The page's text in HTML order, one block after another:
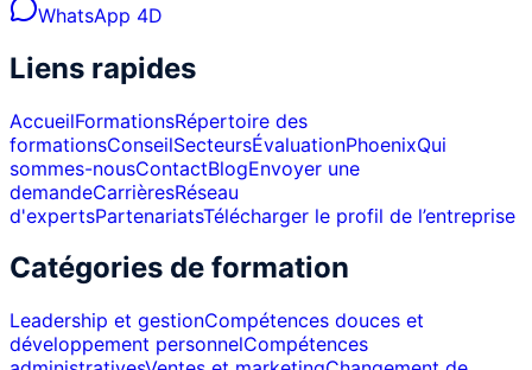
WhatsApp 4D
Liens rapides
AccueilFormationsRépertoire des
formationsConseilSecteursÉvaluationPhoenixQui
sommes-nousContactBlogEnvoyer une
demandeCarrièresRéseau
d'expertsPartenariatsTélécharger le profil de l’entreprise
Catégories de formation
Leadership et gestionCompétences douces et
développement personnelCompétences